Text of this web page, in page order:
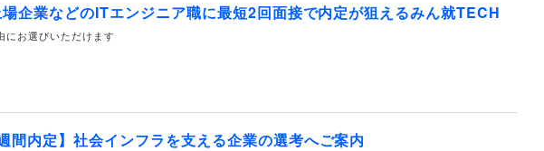
企業などのITエンジニア職に最短2回面接で内定が狙えるみん就TECH
にお選びいただけます
間内定】社会インフラを支える企業の選考へご案内